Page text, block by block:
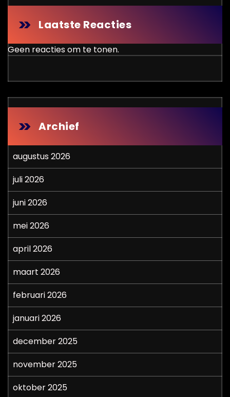
Laatste Reacties
Geen reacties om te tonen.
Archief
augustus 2026
juli 2026
juni 2026
mei 2026
april 2026
maart 2026
februari 2026
januari 2026
december 2025
november 2025
oktober 2025